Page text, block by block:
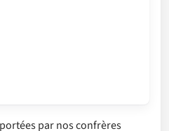
par nos confrères